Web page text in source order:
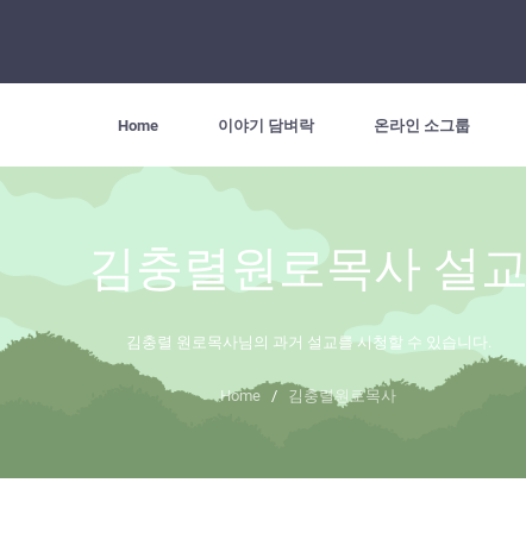
Home 이야기 담벼락 온라인 소그룹
김충렬원로목사 설교
김충렬 원로목사님의 과거 설교를 시청할 수 있습니다.
Home / 김충렬원로목사